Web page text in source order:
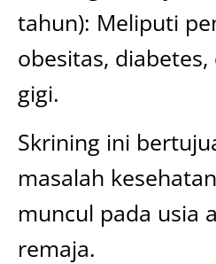
tahun): Meliputi
obesitas,
gigi.
Skrining ini
masalah
muncul pada usia
remaja.